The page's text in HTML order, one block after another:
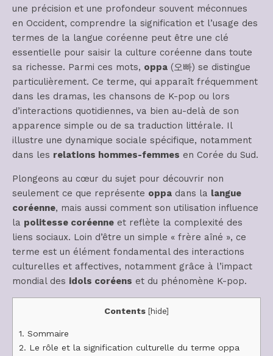
une précision et une profondeur souvent méconnues
en Occident, comprendre la signification et l’usage des
termes de la langue coréenne peut être une clé
essentielle pour saisir la culture coréenne dans toute
sa richesse. Parmi ces mots, oppa (오빠) se distingue
particulièrement. Ce terme, qui apparaît fréquemment
dans les dramas, les chansons de K-pop ou lors
d’interactions quotidiennes, va bien au-delà de son
apparence simple ou de sa traduction littérale. Il
illustre une dynamique sociale spécifique, notamment
dans les relations hommes-femmes en Corée du Sud.
Plongeons au cœur du sujet pour découvrir non
seulement ce que représente oppa dans la langue
coréenne, mais aussi comment son utilisation influence
la politesse coréenne et reflète la complexité des
liens sociaux. Loin d’être un simple « frère aîné », ce
terme est un élément fondamental des interactions
culturelles et affectives, notamment grâce à l’impact
mondial des idols coréens et du phénomène K-pop.
Contents [hide]
1. Sommaire
2. Le rôle et la signification culturelle du terme oppa